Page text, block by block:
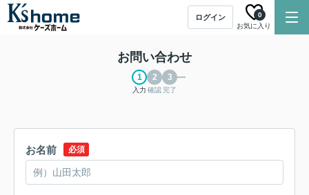
ログイン
お気に入り
0
お問い合わせ
入力 確認完了
お名前 必須